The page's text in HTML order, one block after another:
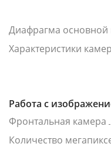
Диафрагма
Характеристики
Работа с
Фронтальная камера
Количество